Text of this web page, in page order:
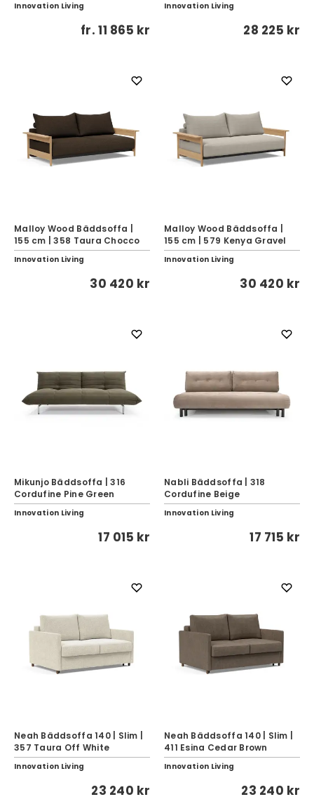
Innovation Living
fr.11 865 kr
Innovation Living
28 225 kr
Malloy Wood Bäddsoffa |
155 cm | 358 Taura Chocco
Innovation Living
30 420 kr
Malloy Wood Bäddsoffa |
155 cm | 579 Kenya Gravel
Innovation Living
30 420 kr
Mikunjo Bäddsoffa | 316
Cordufine Pine Green
Innovation Living
17 015 kr
Nabli Bäddsoffa | 318
Cordufine Beige
Innovation Living
17 715 kr
Neah Bäddsoffa 140 | Slim |
357 Taura Off White
Innovation Living
23 240 kr
Neah Bäddsoffa 140 | Slim |
411 Esina Cedar Brown
Innovation Living
23 240 kr